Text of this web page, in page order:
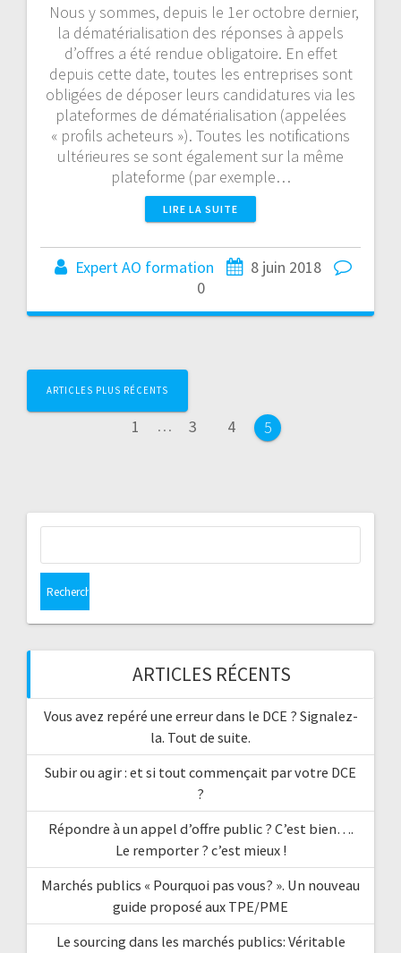
Nous y sommes, depuis le 1er octobre dernier,
la dématérialisation des réponses à appels
d’offres a été rendue obligatoire. En effet
depuis cette date, toutes les entreprises sont
obligées de déposer leurs candidatures via les
plateformes de dématérialisation (appelées
« profils acheteurs »). Toutes les notifications
ultérieures se sont également sur la même
plateforme (par exemple…
LIRE LA SUITE
Expert AO formation
8 juin 2018
0
N
a
g
a
t
i
o
n
a
u
e
i
ARTICLES PLUS RÉCENTS
P1 …
P
3
P
4
P
e
5
e
h
e
r
ARTICLES RÉCENTS
Vous avez repéré une erreur dans le DCE ? Signalez-
la. Tout de suite.
Subir ou agir : et si tout commençait par votre DCE
?
Répondre à un appel d’offre public ? C’est bien….
Le remporter ? c’est mieux !
Marchés publics « Pourquoi pas vous? ». Un nouveau
guide proposé aux TPE/PME
Le sourcing dans les marchés publics: Véritable